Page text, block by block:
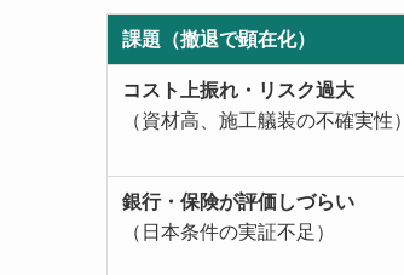
課題（撤退で顕在化）
コスト上振れ・リスク過大
（資材高、施工艤装の不確実性）
銀行・保険が評価しづらい
（日本条件の実証不足）